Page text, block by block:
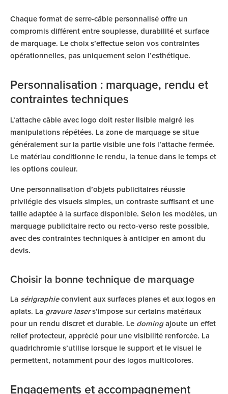
Chaque format de serre-câble personnalisé offre un
compromis différent entre souplesse, durabilité et surface
de marquage. Le choix s’effectue selon vos contraintes
opérationnelles, pas uniquement selon l’esthétique.
Personnalisation : marquage, rendu et
contraintes techniques
L’attache câble avec logo doit rester lisible malgré les
manipulations répétées. La zone de marquage se situe
généralement sur la partie visible une fois l’attache fermée.
Le matériau conditionne le rendu, la tenue dans le temps et
les options couleur.
Une personnalisation d’objets publicitaires réussie
privilégie des visuels simples, un contraste suffisant et une
taille adaptée à la surface disponible. Selon les modèles, un
marquage publicitaire recto ou recto-verso reste possible,
avec des contraintes techniques à anticiper en amont du
devis.
Choisir la bonne technique de marquage
La sérigraphieconvient aux surfaces planes et aux logos en
aplats. La gravure lasers’impose sur certains matériaux
pour un rendu discret et durable. Le domingajoute un effet
relief protecteur, apprécié pour une visibilité renforcée. La
quadrichromie s’utilise lorsque le support et le visuel le
permettent, notamment pour des logos multicolores.
Engagements et accompagnement